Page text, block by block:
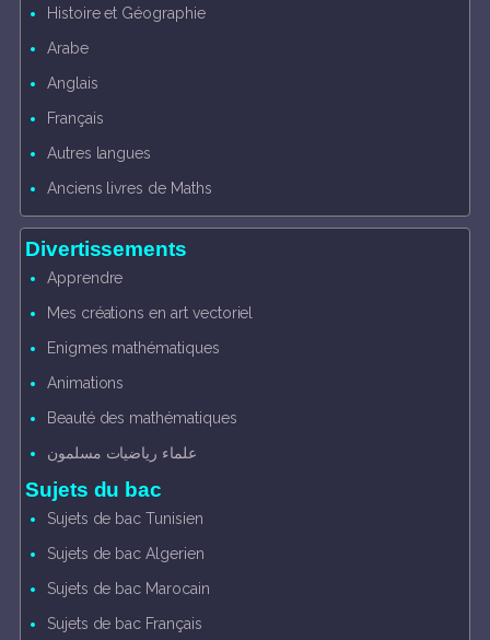
Histoire et Géographie
Arabe
Anglais
Français
Autres langues
Anciens livres de Maths
Divertissements
Apprendre
Mes créations en art vectoriel
Enigmes mathématiques
Animations
Beauté des mathématiques
علماء رياضيات مسلمون
Sujets du bac
Sujets de bac Tunisien
Sujets de bac Algerien
Sujets de bac Marocain
Sujets de bac Français